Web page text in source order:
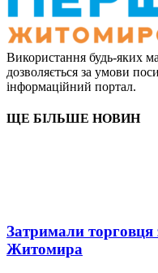
Використання будь-яких
дозволяється за умови
інформаційний портал.
ЩЕ БІЛЬШЕ НОВИН
Затримали торговця
Житомира